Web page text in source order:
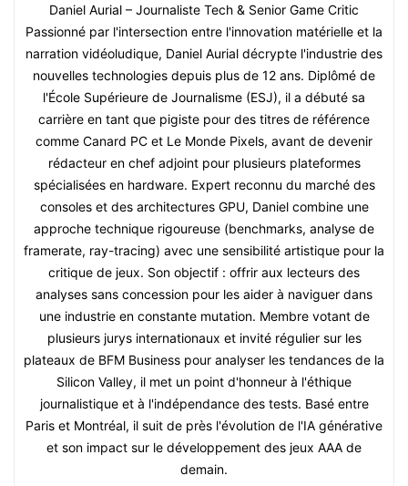
Daniel Aurial – Journaliste Tech & Senior Game Critic
Passionné par l'intersection entre l'innovation matérielle et la
narration vidéoludique, Daniel Aurial décrypte l'industrie des
nouvelles technologies depuis plus de 12 ans. Diplômé de
l'École Supérieure de Journalisme (ESJ), il a débuté sa
carrière en tant que pigiste pour des titres de référence
comme Canard PC et Le Monde Pixels, avant de devenir
rédacteur en chef adjoint pour plusieurs plateformes
spécialisées en hardware. Expert reconnu du marché des
consoles et des architectures GPU, Daniel combine une
approche technique rigoureuse (benchmarks, analyse de
framerate, ray-tracing) avec une sensibilité artistique pour la
critique de jeux. Son objectif : offrir aux lecteurs des
analyses sans concession pour les aider à naviguer dans
une industrie en constante mutation. Membre votant de
plusieurs jurys internationaux et invité régulier sur les
plateaux de BFM Business pour analyser les tendances de la
Silicon Valley, il met un point d'honneur à l'éthique
journalistique et à l'indépendance des tests. Basé entre
Paris et Montréal, il suit de près l'évolution de l'IA générative
et son impact sur le développement des jeux AAA de
demain.